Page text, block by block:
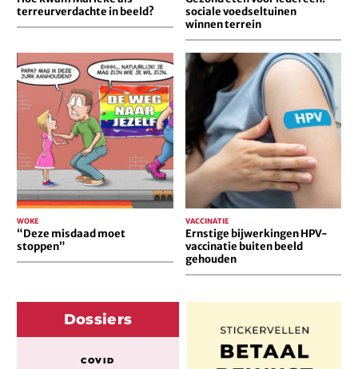
terreurverdachte in beeld?
sociale voedseltuinen
winnen terrein
“Deze
misdaad
stoppen”
“Deze misdaad moet
stoppen”
WOKE
Ernstige
bijwerkingen
HPV-
vaccinatie
buiten
beeld
gehouden
Ernstige bijwerkingen HPV-
vaccinatie buiten beeld
gehouden
VACCINATIE
Dossiers
COVID